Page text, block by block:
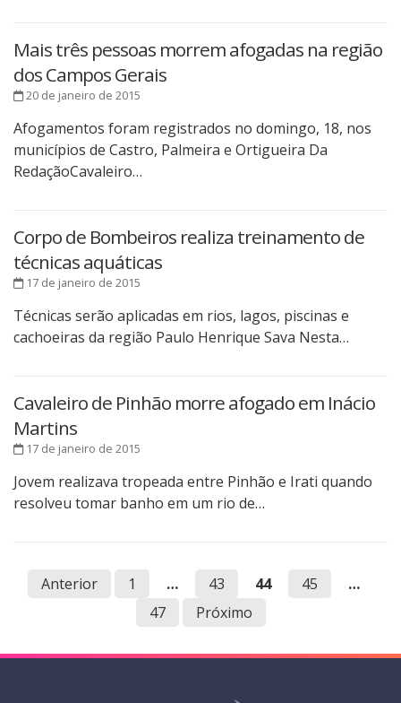
Mais três pessoas morrem afogadas na região
dos Campos Gerais
20 de janeiro de 2015
Afogamentos foram registrados no domingo, 18, nos
municípios de Castro, Palmeira e Ortigueira Da
RedaçãoCavaleiro…
Corpo de Bombeiros realiza treinamento de
técnicas aquáticas
17 de janeiro de 2015
Técnicas serão aplicadas em rios, lagos, piscinas e
cachoeiras da região Paulo Henrique Sava Nesta…
Cavaleiro de Pinhão morre afogado em Inácio
Martins
17 de janeiro de 2015
Jovem realizava tropeada entre Pinhão e Irati quando
resolveu tomar banho em um rio de…
Anterior 1 … 43 44 45
…
47
Próximo